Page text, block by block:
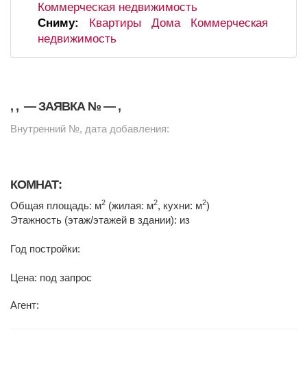
Коммерческая недвижимость
Сниму:
Квартиры Дома
Коммерческая
недвижимость
, , — ЗАЯВКА № — ,
Внутренний №, дата добавления:
КОМНАТ:
Общая площадь: м2 (жилая: м2, кухни: м2)
Этажность (этаж/этажей в здании): из
Год постройки:
Цена: под запрос
Агент: